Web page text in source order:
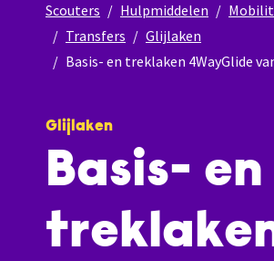
Scouters Hulpmiddelen
Transfers
Glijlaken
Basis- en treklaken 4WayGlide
Glijlaken
Basis- en